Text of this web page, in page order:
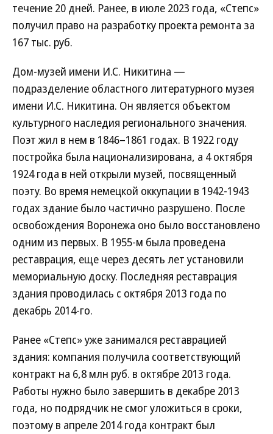
течение 20 дней. Ранее, в июле 2023 года, «Степс»
получил право на разработку проекта ремонта за
167 тыс. руб.
Дом-музей имени И.С. Никитина —
подразделение областного литературного музея
имени И.С. Никитина. Он является объектом
культурного наследия регионального значения.
Поэт жил в нем в 1846–1861 годах. В 1922 году
постройка была национализирована, а 4 октября
1924 года в ней открыли музей, посвященный
поэту. Во время немецкой оккупации в 1942-1943
годах здание было частично разрушено. После
освобождения Воронежа оно было восстановлено
одним из первых. В 1955-м была проведена
реставрация, еще через десять лет установили
мемориальную доску. Последняя реставрация
здания проводилась с октября 2013 года по
декабрь 2014-го.
Ранее «Степс» уже занимался реставрацией
здания: компания получила соответствующий
контракт на 6,8 млн руб. в октябре 2013 года.
Работы нужно было завершить в декабре 2013
года, но подрядчик не смог уложиться в сроки,
поэтому в апреле 2014 года контракт был